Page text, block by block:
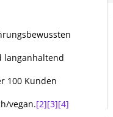
langanhaltend
100 Kunden
vegan.[2][3][4]